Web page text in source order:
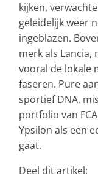
kijken,
geleidelijk weer
ingeblazen.
merk als
vooral de lokale
faseren. Pure
sportief DNA,
portfolio van
Ypsilon als een
gaat.
Deel dit artikel: